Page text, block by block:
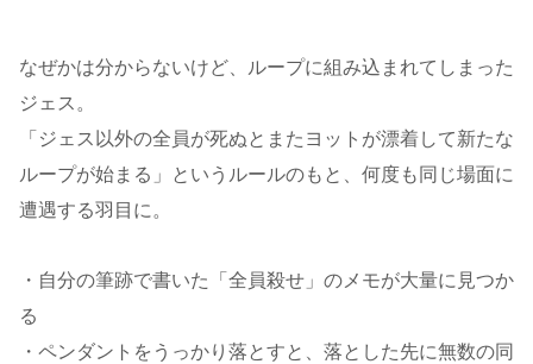
なぜかは分からないけど、ループに組み込まれてしまった
ジェス。
「ジェス以外の全員が死ぬとまたヨットが漂着して新たな
ループが始まる」というルールのもと、何度も同じ場面に
遭遇する羽目に。
・自分の筆跡で書いた「全員殺せ」のメモが大量に見つか
る
・ペンダントをうっかり落とすと、落とした先に無数の同